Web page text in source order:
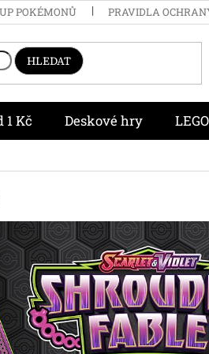
POKÉMONŮ PRAVIDLA
HLEDAT
1 Kč Deskové hry